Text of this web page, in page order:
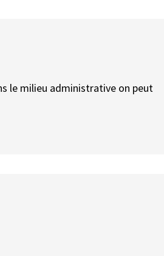
le milieu administrative on peut